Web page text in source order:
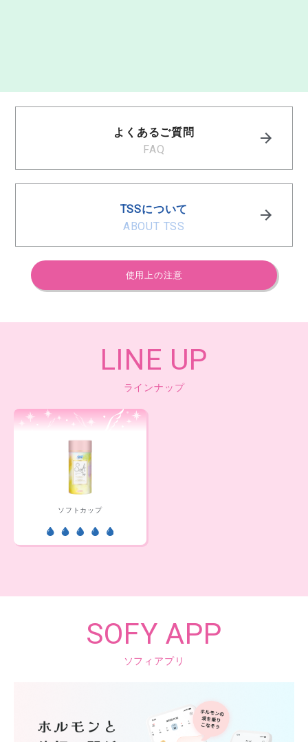
よくあるご質問
FAQ
TSSについて
ABOUT TSS
使用上の注意
LINE UP
ラインナップ
ソフトカップ
SOFY APP
ソフィアプリ